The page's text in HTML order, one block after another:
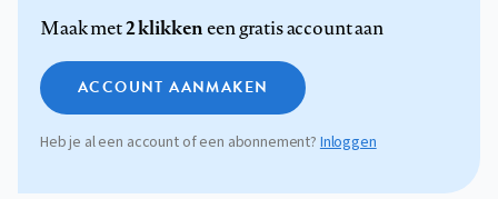
Maak met2 klikkeneen gratis account aan
ACCOUNT AANMAKEN
Heb je al een account of een abonnement? Inloggen